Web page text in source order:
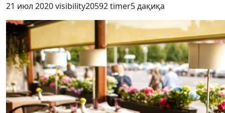
21 июл 2020visibility20592timer5 дақиқа